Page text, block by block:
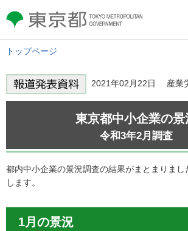
東京都 TOKYO METROPOLITAN
GOVERNMENT
トップページ
2021年02月22日 産業
東京都中小企業の景
令和3年2月調査
都内中小企業の景況調査の結果がまとまりまし
します。
1月の景況